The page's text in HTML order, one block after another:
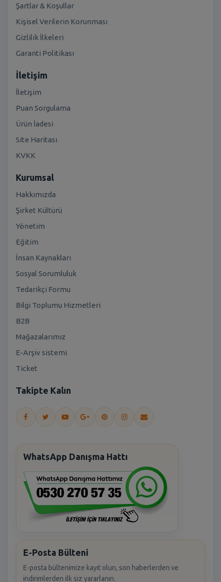
Şartlar & Koşullar
Kişisel Verilerin Korunması
Gizlilik İlkeleri
Garanti Politikası
İletişim
İletişim
Puan Sorgulama
Ürün İadesi
Site Haritası
KVKK
Kurumsal
Hakkımızda
Şirket Kültürü
Yönetim
Eğitim
İnsan Kaynakları
Sosyal Sorumluluk
Tedarikçi Formu
Bilgi Toplumu Hizmetleri
B2B
Mağazalarımız
E-Arşiv sistemi
Ticket
Takipte Kalın
WhatsApp Danışma Hattı
E-Posta Bülteni
E-posta bültenimize kayıt olun, son haberlerden ve
indirimlerden ilk siz yararlanın.